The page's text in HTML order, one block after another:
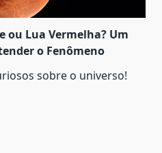
ou Lua Vermelha? Um
o Fenômeno
sobre o universo!